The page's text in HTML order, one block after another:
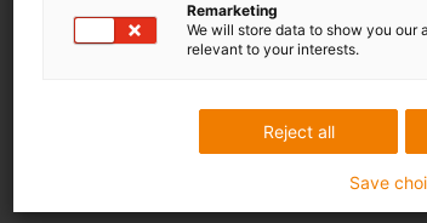
Remarketing
We will store data to show you our
relevant to your interests.
Reject all
Save